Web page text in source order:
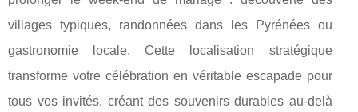
villages typiques, randonnées dans les Pyrénées ou
gastronomie locale. Cette localisation stratégique
transforme votre célébration en véritable escapade pour
tous vos invités, créant des souvenirs durables au-delà